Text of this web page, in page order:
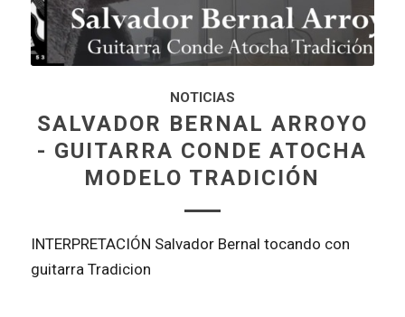
NOTICIAS
SALVADOR BERNAL ARROYO
- GUITARRA CONDE ATOCHA
MODELO TRADICIÓN
INTERPRETACIÓN Salvador Bernal tocando con
guitarra Tradicion